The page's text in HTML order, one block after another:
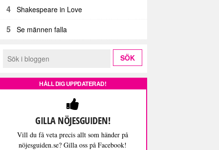
4 Shakespeare in Love
5 Se männen falla
HÅLL DIG UPPDATERAD!
GILLA NÖJESGUIDEN!
Vill du få veta precis allt som händer på
nöjesguiden.se? Gilla oss på Facebook!